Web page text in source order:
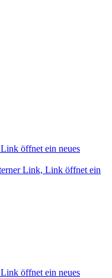
öffnet ein neues
Link, Link öffnet ein
öffnet ein neues